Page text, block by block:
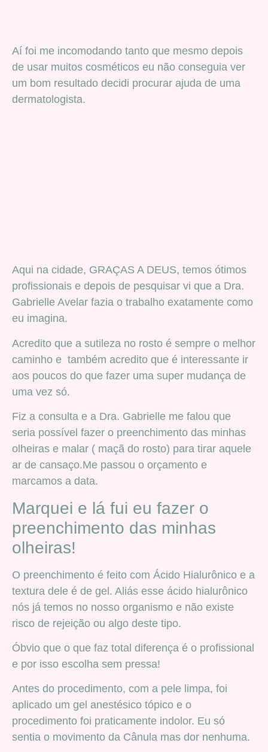
Aí foi me incomodando tanto que mesmo depois
de usar muitos cosméticos eu não conseguia ver
um bom resultado decidi procurar ajuda de uma
dermatologista.
Aqui na cidade, GRAÇAS A DEUS, temos ótimos
profissionais e depois de pesquisar vi que a Dra.
Gabrielle Avelar fazia o trabalho exatamente como
eu imagina.
Acredito que a sutileza no rosto é sempre o melhor
caminho e também acredito que é interessante ir
aos poucos do que fazer uma super mudança de
uma vez só.
Fiz a consulta e a Dra. Gabrielle me falou que
seria possível fazer o preenchimento das minhas
olheiras e malar ( maçã do rosto) para tirar aquele
ar de cansaço.Me passou o orçamento e
marcamos a data.
Marquei e lá fui eu fazer o
preenchimento das minhas
olheiras!
O preenchimento é feito com Ácido Hialurônico e a
textura dele é de gel. Aliás esse ácido hialurônico
nós já temos no nosso organismo e não existe
risco de rejeição ou algo deste tipo.
Óbvio que o que faz total diferença é o profissional
e por isso escolha sem pressa!
Antes do procedimento, com a pele limpa, foi
aplicado um gel anestésico tópico e o
procedimento foi praticamente indolor. Eu só
sentia o movimento da Cânula mas dor nenhuma.